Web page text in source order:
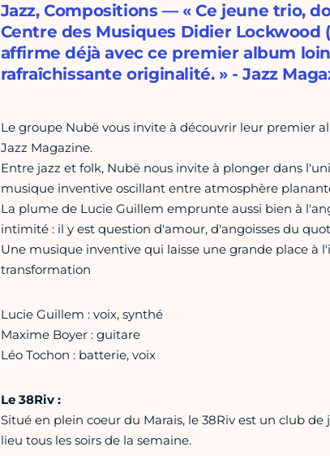
Jazz, Compositions — « Ce jeune trio,
Centre des Musiques Didier
affirme déjà avec ce premier album
rafraîchissante originalité. » - Jazz
Le groupe Nubë vous invite à découvrir leur premier
Jazz Magazine.
Entre jazz et folk, Nubë nous invite à plonger dans
musique inventive oscillant entre atmosphère
La plume de Lucie Guillem emprunte aussi bien à
intimité : il y est question d'amour, d'angoisses du
Une musique inventive qui laisse une grande place à
transformation
Lucie Guillem : voix, synthé
Maxime Boyer : guitare
Léo Tochon : batterie, voix
Le 38Riv :
Situé en plein coeur du Marais, le 38Riv est un club
lieu tous les soirs de la semaine.